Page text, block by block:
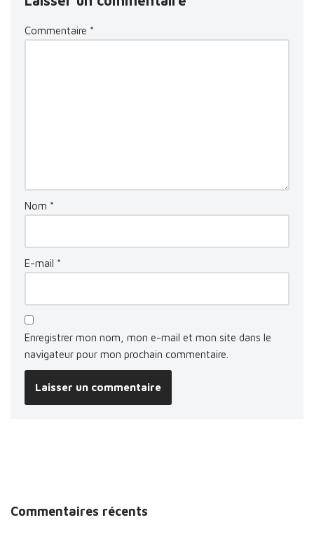
Commentaire *
Nom *
E-mail *
Enregistrer mon nom, mon e-mail et mon site dans le
navigateur pour mon prochain commentaire.
Commentaires récents